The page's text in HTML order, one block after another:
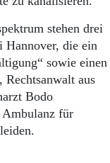
stehen drei
Hannover, die ein
sowie einen
aus
Bodo
Ambulanz für